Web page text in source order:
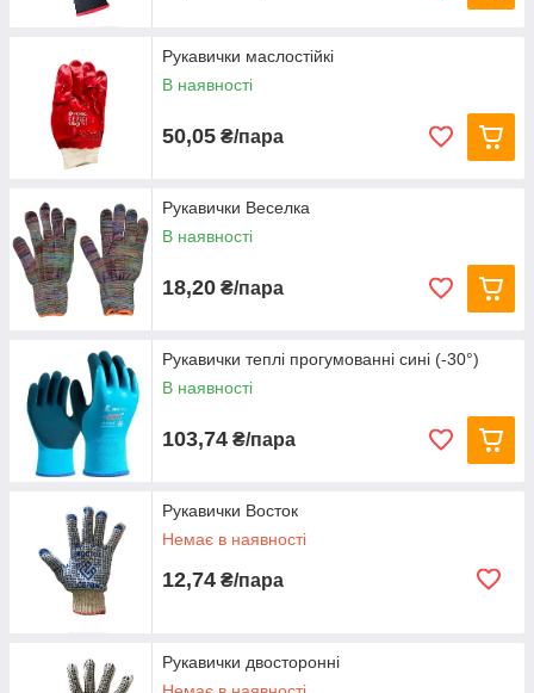
Рукавички маслостійкі
В наявності
50,05 ₴/пара
Рукавички Веселка
В наявності
18,20 ₴/пара
Рукавички теплі прогумованні сині (-30°)
В наявності
103,74 ₴/пара
Рукавички Восток
Немає в наявності
12,74 ₴/пара
Рукавички двосторонні